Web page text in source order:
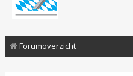
Forumoverzicht